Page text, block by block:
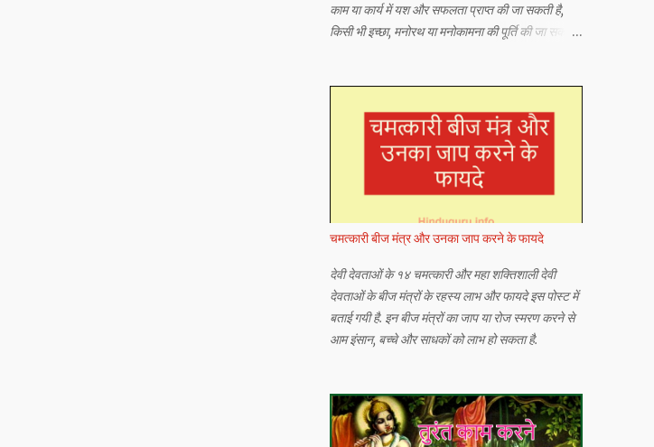
काम या कार्य में यश और सफलता प्राप्त की जा सकती है,
किसी भी इच्छा, मनोरथ या मनोकामना की पूर्ति की जा सकती
चमत्कारी बीज मंत्र और उनका जाप करने के फायदे
देवी देवताओं के १४ चमत्कारी और महा शक्तिशाली देवी
देवताओं के बीज मंत्रों के रहस्य लाभ और फायदे इस पोस्ट में
बताई गयी है. इन बीज मंत्रों का जाप या रोज स्मरण करने से
आम इंसान, बच्चे और साधकों को लाभ हो सकता है.